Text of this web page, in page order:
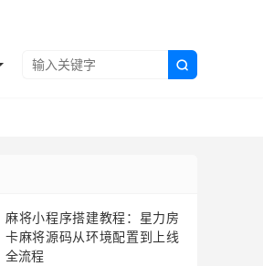

麻将小程序搭建教程：星力房
卡麻将源码从环境配置到上线
全流程